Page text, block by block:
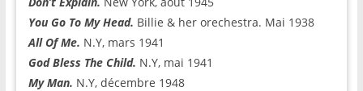
You Go To My Head. Billie & her orechestra. Mai 1938
All Of Me. N.Y, mars 1941
God Bless The Child. N.Y, mai 1941
My Man. N.Y, décembre 1948